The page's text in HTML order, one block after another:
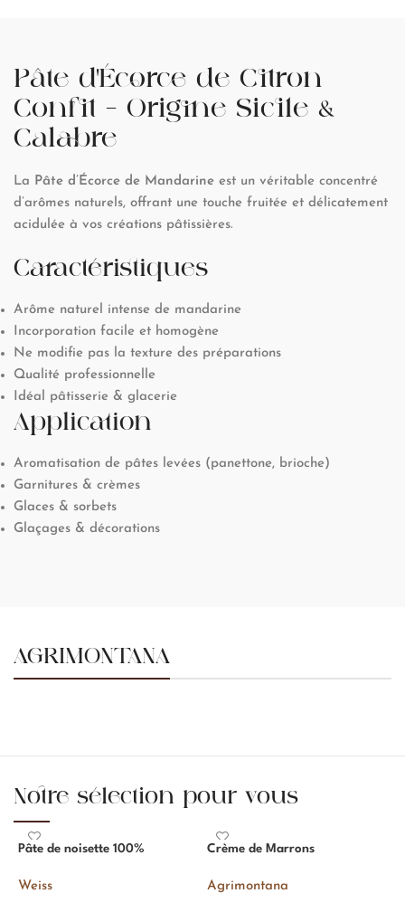
Pâte d’Écorce de Citron
Confit – Origine Sicile &
Calabre
La Pâte d’Écorce de Mandarine est un véritable concentré
d’arômes naturels, offrant une touche fruitée et délicatement
acidulée à vos créations pâtissières.
Caractéristiques
Arôme naturel intense de mandarine
Incorporation facile et homogène
Ne modifie pas la texture des préparations
Qualité professionnelle
Idéal pâtisserie & glacerie
Application
Aromatisation de pâtes levées (panettone, brioche)
Garnitures & crèmes
Glaces & sorbets
Glaçages & décorations
AGRIMONTANA
Notre sélection pour vous
Pâte de noisette 100%
Weiss
Crème de Marrons
Agrimontana